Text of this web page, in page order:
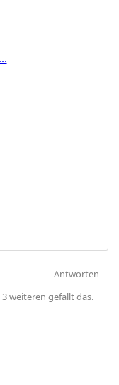
Antworten
3weiteren gefällt das.